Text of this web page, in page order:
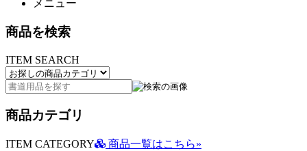
メニュー
商品を検索
ITEM SEARCH
商品カテゴリ
ITEM CATEGORY
商品一覧はこちら»